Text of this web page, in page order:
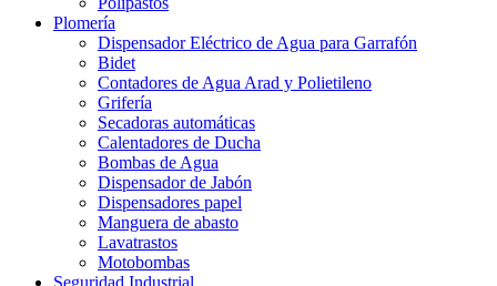
Plomería
Dispensador Eléctrico de Agua para Garrafón
Bidet
Contadores de Agua Arad y Polietileno
Grifería
Secadoras automáticas
Calentadores de Ducha
Bombas de Agua
Dispensador de Jabón
Dispensadores papel
Manguera de abasto
Lavatrastos
Motobombas
Seguridad Industrial